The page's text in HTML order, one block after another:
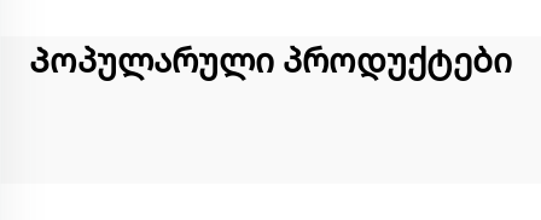
Პოპულარული პროდუქტები